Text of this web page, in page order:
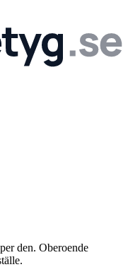
den. Oberoende